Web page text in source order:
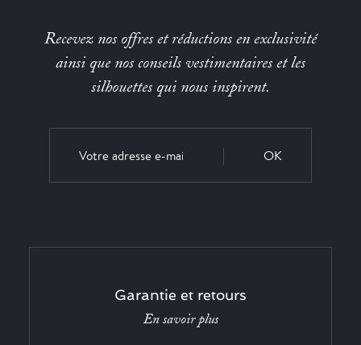
Recevez nos offres et réductions en exclusivité
ainsi que nos conseils vestimentaires et les
silhouettes qui nous inspirent.
OK
Garantie et retours
En savoir plus